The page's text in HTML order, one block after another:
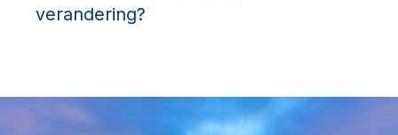
verandering?